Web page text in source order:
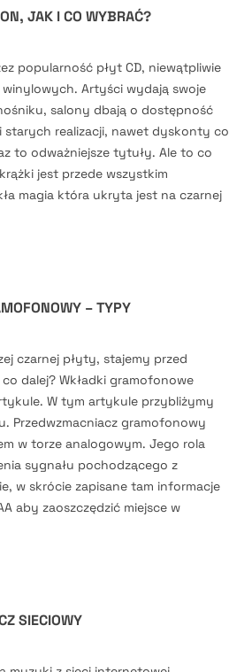
JAK I CO WYBRAĆ?
popularność płyt CD, niewątpliwie
Artyści wydają swoje
salony dbają o dostępność
realizacji, nawet dyskonty co
to odważniejsze tytuły. Ale to co
jest przede wszystkim
magia która ukryta jest na czarnej
– TYPY
czarnej płyty, stajemy przed
dalej? Wkładki gramofonowe
W tym artykule przybliżymy
Przedwzmacniacz gramofonowy
w torze analogowym. Jego rola
sygnału pochodzącego z
w skrócie zapisane tam informacje
aby zaoszczędzić miejsce w
SIECIOWY